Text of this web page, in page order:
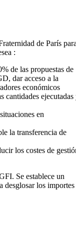
de París
:
de las propuestas de
dar acceso a la
económicos
cantidades ejecutadas
en
la transferencia de
los costes de
Se establece un
desglosar los importes